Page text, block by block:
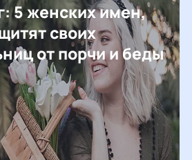
5 женских имен,
своих
от порчи и беды